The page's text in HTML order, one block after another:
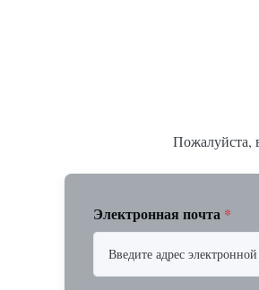
Пожалуйста,
Электронная почта *